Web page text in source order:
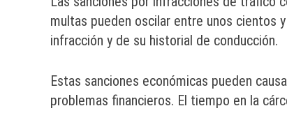
multas pueden oscilar entre unos cientos
infracción y de su historial de conducción.
Estas sanciones económicas pueden
problemas financieros. El tiempo en la